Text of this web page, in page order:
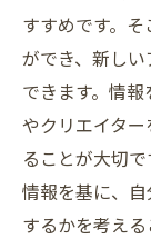
すすめです。
ができ、新し
できます。情
やクリエイタ
ることが大切
情報を基に、
するかを考える